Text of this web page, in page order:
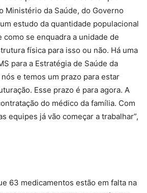
Ministério da Saúde, do Governo
estudo da quantidade populacional
se enquadra a unidade de
física para isso ou não. Há uma
para a Estratégia de Saúde da
e temos um prazo para estar
Esse prazo é para agora. A
do médico da família. Com
equipes já vão começar a trabalhar”,
63 medicamentos estão em falta na